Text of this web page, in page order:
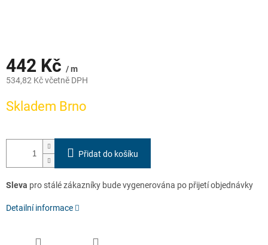
442 Kč / m
534,82 Kč včetně DPH
cena:
Skladem Brno
Přidat do košíku
Sleva pro stálé zákazníky bude vygenerována po přijetí objednávky
Detailní informace